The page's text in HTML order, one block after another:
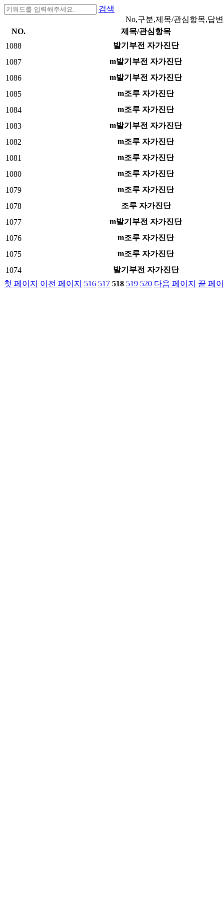
검색
No,구분,제목/관심항목,답
NO.
제목/관심항목
1088
발기부전 자가진단
1087
m발기부전 자가진단
1086
m발기부전 자가진단
1085
m조루 자가진단
1084
m조루 자가진단
1083
m발기부전 자가진단
1082
m조루 자가진단
1081
m조루 자가진단
1080
m조루 자가진단
1079
m조루 자가진단
1078
조루 자가진단
1077
m발기부전 자가진단
1076
m조루 자가진단
1075
m조루 자가진단
1074
발기부전 자가진단
첫 페이지
이전 페이지 516 517 518 519 520 다음 페이지 끝 페